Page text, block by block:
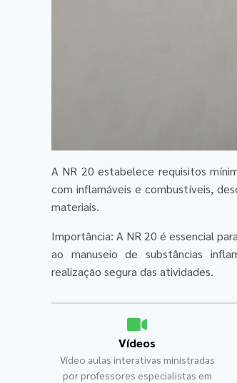
A NR 20 estabelece requisitos
com inflamáveis e combustíveis,
materiais.
Importância: A NR 20 é essencial
ao manuseio de substâncias
realização segura das atividades.
Vídeos
Vídeo aulas interativas ministradas
por professores especialistas em